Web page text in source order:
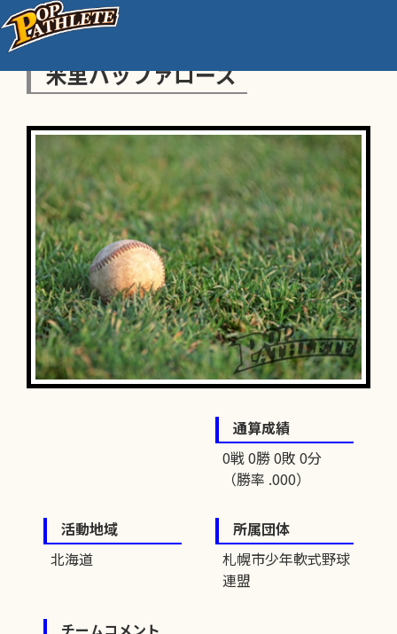
米里バッファローズ
通算成績
0戦 0勝 0敗 0分
（勝率 .000）
活動地域
北海道
所属団体
札幌市少年軟式野球
連盟